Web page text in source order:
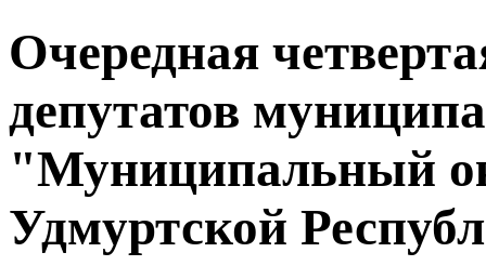
Очередная
депутатов
"Муниципальный
Удмуртской